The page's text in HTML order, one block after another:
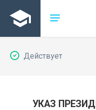
Действует
УКАЗ